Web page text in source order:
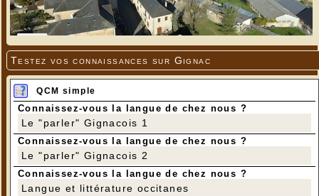
Testez vos connaissances sur Gignac
QCM simple
Connaissez-vous la langue de chez nous ?
Le "parler" Gignacois 1
Connaissez-vous la langue de chez nous ?
Le "parler" Gignacois 2
Connaissez-vous la langue de chez nous ?
Langue et littérature occitanes